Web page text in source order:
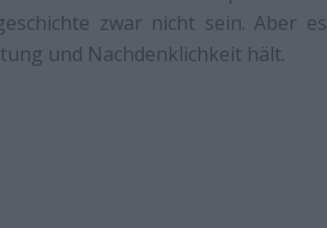
zwar nicht sein. Aber
und Nachdenklichkeit hält.